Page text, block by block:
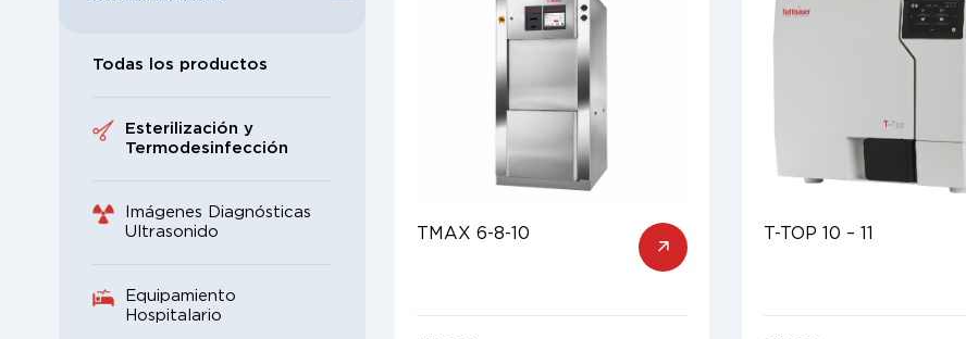
Todas los productos
Esterilización y
Termodesinfección
Imágenes Diagnósticas
Ultrasonido
Equipamiento
Hospitalario
TMAX 6-8-10 T-TOP 10 – 11